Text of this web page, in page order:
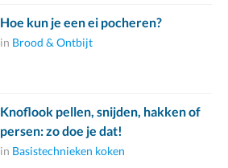
Hoe kun je een ei pocheren?
in Brood & Ontbijt
Knoflook pellen, snijden, hakken of
persen: zo doe je dat!
in Basistechnieken koken